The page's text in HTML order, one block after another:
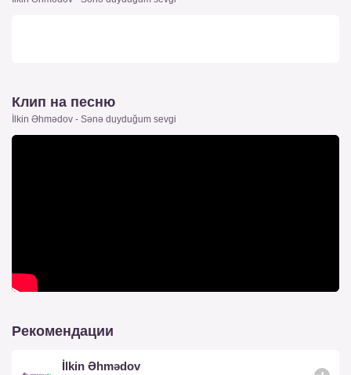
Клип на песню
İlkin Əhmədov - Sənə duyduğum sevgi
Рекомендации
İlkin Əhmədov